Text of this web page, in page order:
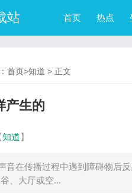
站 首页 热点
首页>知道 > 正文
产生的
知道】
音在传播过程中遇到障碍物后
、大厅或空...